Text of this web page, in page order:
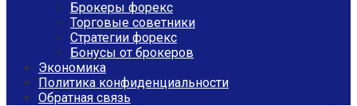
Брокеры форекс
Торговые советники
Стратегии форекс
Бонусы от брокеров
Экономика
Политика конфиденциальности
Обратная связь